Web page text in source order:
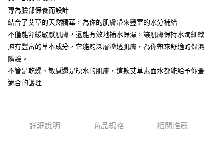
【繳款方式說明】
1.分期款項不併入電信帳單，「大哥付你分期」於每月結算日後寄送繳費提
醒簡訊。
2.透過簡訊連結打開帳單後，可選擇「超商條碼／台灣大直營門市／銀行轉
帳／街口支付／iPASS MONEY」等通路繳費。
【注意事項】
1.本服務係由「台灣大哥大股份有限公司」（以下簡稱本公司）所提供，讓
用戶於交易時，得透過本服務購買商品或服務，並由商店將買賣／分期付款
買賣價金債權讓與本公司後，依約使用本公司帳單繳交帳款。
3.完整用戶服務條款，請詳閱以下連結：https://oppay.tw/userRule
【「AFTEE先享後付」結帳流程】
１．於結帳方式選擇「AFTEE先享後付」後，將跳轉至「AFTEE先享後付」
結帳頁面，進行簡訊認證並確認金額後，即可完成結帳。
２．訂單成立數日內，您將收到繳費通知簡訊。
３．收到繳費通知簡訊後14天內，點擊此簡訊中的連結，可透過四大超商／
ATM／網路銀行／等多元方式進行付款，方視為交易完成。
※ 請注意：結帳手續完成當下不需立刻繳費，但若您需要取消訂單，請聯絡
購買商品的店家。未經商家同意取消之訂單仍視為有效，需透過AFTEE先享
⭕超取僅提供付款後全家取貨
每筆NT$100，滿NT$1,000(含以上)免運費
❌未開放，選取系統將直接取消訂單❌
每筆NT$999
⭕超取僅提供付款後7-11取貨
每筆NT$100，滿NT$1,000(含以上)免運費
專為臉部保養而設計
結合了艾草的天然精華，為你的肌膚帶來豐富的水分補給
不僅能舒緩敏感肌膚，還能有效地補水保濕，讓肌膚保持水潤細緻
擁有豐富的草本成分，它能夠深層滲透肌膚，為你帶來舒適的保濕
體驗。
不管是乾燥、敏感還是缺水的肌膚，這款艾草素面水都能給予你最
適合的護理
詳細說明 商品規格 相關推薦